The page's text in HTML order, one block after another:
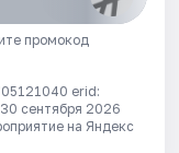
промокод
erid:
сентября 2026
на Яндекс